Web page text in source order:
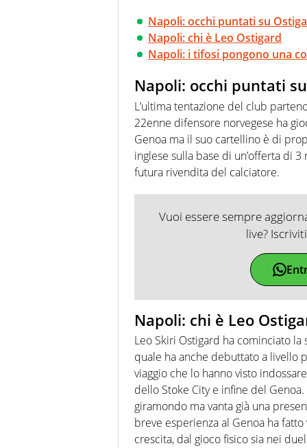
Napoli: occhi puntati su
Napoli: chi è Leo Ostigard
Napoli: i tifosi pongono una
Napoli: occhi puntati
L’ultima tentazione del club
22enne difensore norvegese ha
Genoa ma il suo cartellino è di
inglese sulla base di un’offerta di
futura rivendita del calciatore.
Vuoi essere sempre
live?
Napoli: chi è Leo
Leo Skiri Ostigard ha cominciato
quale ha anche debuttato a livello
viaggio che lo hanno visto
dello Stoke City e infine del
giramondo ma vanta già una
breve esperienza al Genoa ha
crescita, dal gioco fisico sia nei